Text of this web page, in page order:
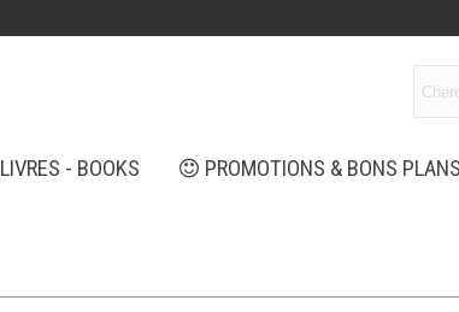
LIVRES - BOOKS PROMOTIONS & BONS PLANS